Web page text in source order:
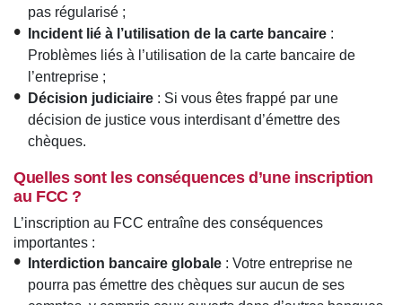
pas régularisé ;
Incident lié à l’utilisation de la carte bancaire :
Problèmes liés à l’utilisation de la carte bancaire de
l’entreprise ;
Décision judiciaire : Si vous êtes frappé par une
décision de justice vous interdisant d’émettre des
chèques.
Quelles sont les conséquences d’une inscription
au FCC ?
L’inscription au FCC entraîne des conséquences
importantes :
Interdiction bancaire globale : Votre entreprise ne
pourra pas émettre des chèques sur aucun de ses